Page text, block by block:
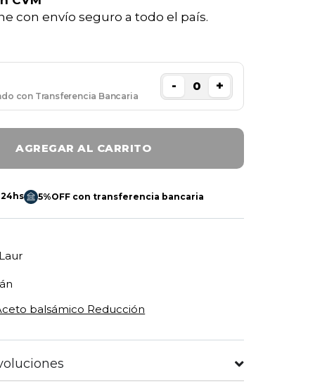
con envío seguro a todo el país.
con Transferencia Bancaria
- +
AGREGAR AL CARRITO
5%OFF con transferencia bancaria
Laur
balsámico Reducción